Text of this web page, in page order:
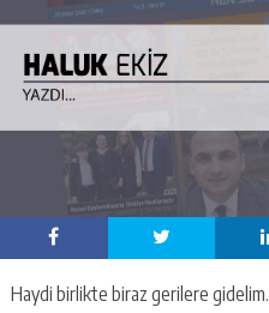
Haydi birlikte biraz gerilere gidelim.